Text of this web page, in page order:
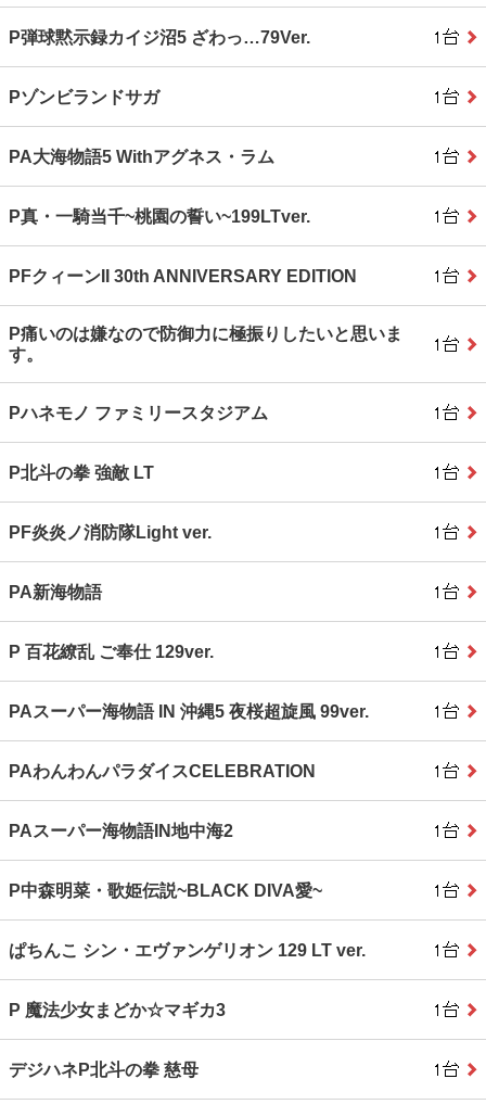
P弾球黙示録カイジ沼5 ざわっ…79Ver.
Pゾンビランドサガ
PA大海物語5 Withアグネス・ラム
P真・一騎当千~桃園の誓い~199LTver.
PFクィーンII 30th ANNIVERSARY EDITION
P痛いのは嫌なので防御力に極振りしたいと思いま
す。
Pハネモノ ファミリースタジアム
P北斗の拳 強敵 LT
PF炎炎ノ消防隊Light ver.
PA新海物語
P 百花繚乱 ご奉仕 129ver.
PAスーパー海物語 IN 沖縄5 夜桜超旋風 99ver.
PAわんわんパラダイスCELEBRATION
PAスーパー海物語IN地中海2
P中森明菜・歌姫伝説~BLACK DIVA愛~
ぱちんこ シン・エヴァンゲリオン 129 LT ver.
P 魔法少女まどか☆マギカ3
デジハネP北斗の拳 慈母